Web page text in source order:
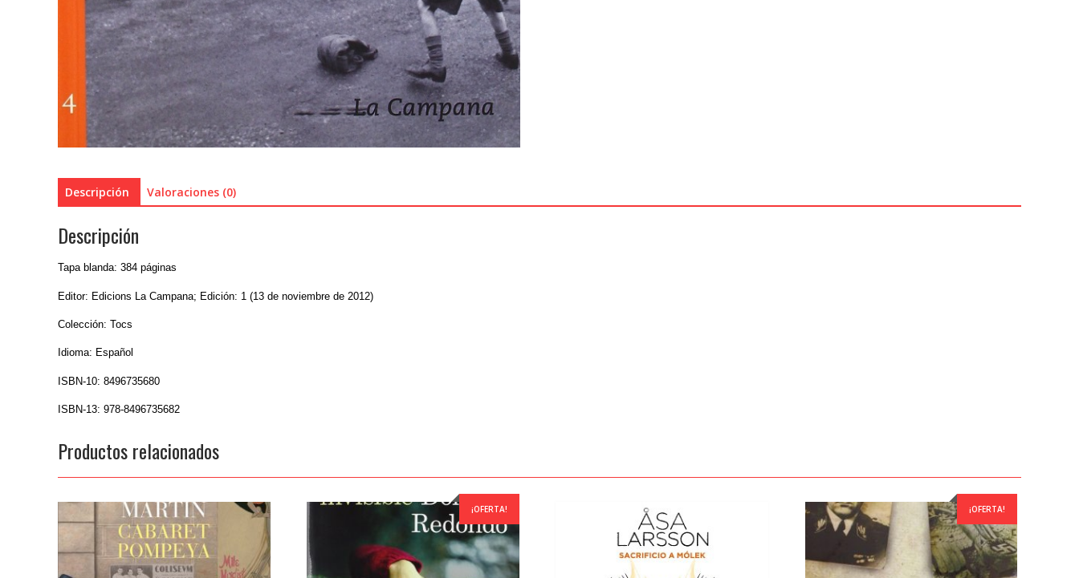
Descripción Valoraciones (0)
Descripción
Tapa blanda: 384 páginas
Editor: Edicions La Campana; Edición: 1 (13 de noviembre de 2012)
Colección: Tocs
Idioma: Español
ISBN-10: 8496735680
ISBN-13: 978-8496735682
Productos relacionados
¡OFERTA! ¡OFERTA!